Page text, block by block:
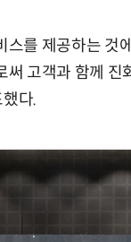
를 제공하는 것
고객과 함께
다.